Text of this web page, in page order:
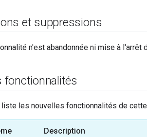
et suppressions
n'est abandonnée ni mise à l'arrêt
fonctionnalités
les nouvelles fonctionnalités de
Description